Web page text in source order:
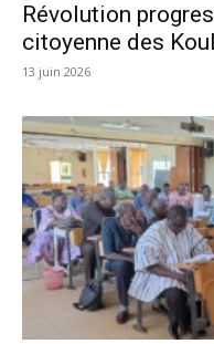
Révolution
citoyenne des
13 juin 2026